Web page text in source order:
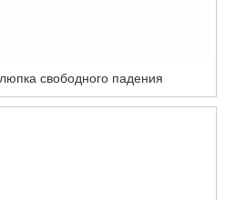
свободного падения